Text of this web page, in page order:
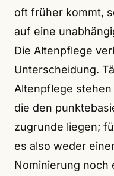
oft früher kommt,
auf eine
Die Altenpflege
Unterscheidung.
Altenpflege
die den
zugrunde liegen;
es also weder
Nominierung noch